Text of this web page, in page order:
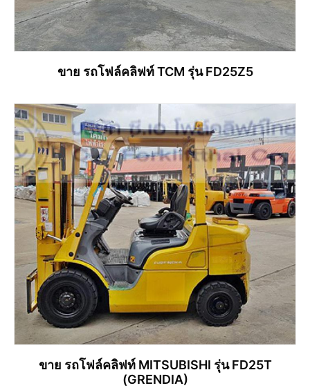
ขาย รถโฟล์คลิฟท์ TCM รุ่น FD25Z5
อ่านเพิ่ม
ขาย รถโฟล์คลิฟท์ MITSUBISHI รุ่น FD25T
(GRENDIA)